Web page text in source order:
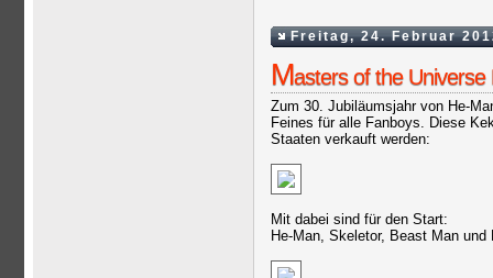
Freitag, 24. Februar
Masters of the Universe
Zum 30. Jubiläumsjahr von He-
Feines für alle Fanboys. Diese
Staaten verkauft werden:
Mit dabei sind für den Start:
He-Man, Skeletor, Beast Man und